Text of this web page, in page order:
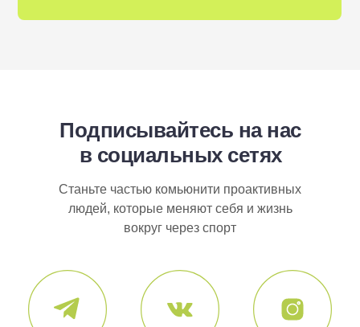
Подписывайтесь на нас
в социальных сетях
Станьте частью комьюнити проактивных
людей, которые меняют себя и жизнь
вокруг через спорт